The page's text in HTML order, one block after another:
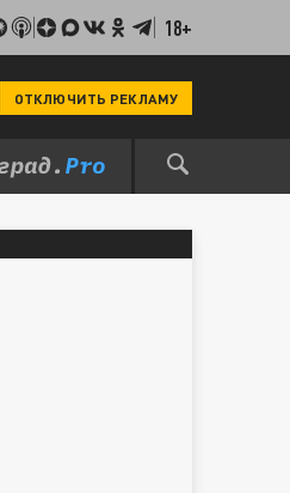
18+
ОТКЛЮЧИТЬ РЕКЛАМУ